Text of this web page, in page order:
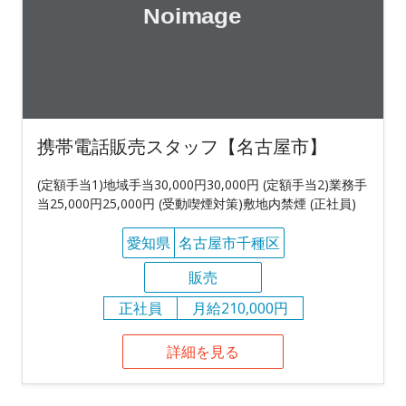
携帯電話販売スタッフ【名古屋市】
(定額手当1)地域手当30,000円30,000円 (定額手当2)業務手
当25,000円25,000円 (受動喫煙対策)敷地内禁煙 (正社員)
愛知県 名古屋市千種区
販売
正社員
月給210,000円
詳細を見る